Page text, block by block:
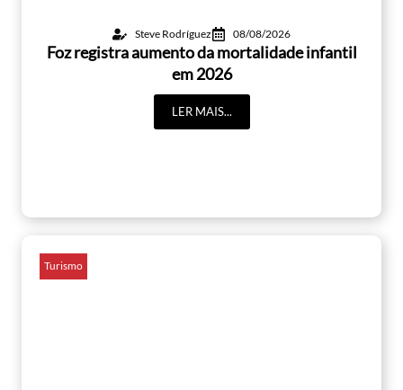
Steve Rodríguez 08/08/2026
Foz registra aumento da mortalidade infantil
em 2026
LER MAIS...
Turismo